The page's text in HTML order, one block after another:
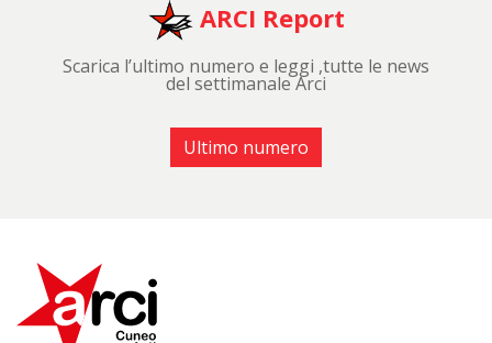
ARCI Report
Scarica l’ultimo numero e leggi ,tutte le news
del settimanale Arci
Ultimo numero